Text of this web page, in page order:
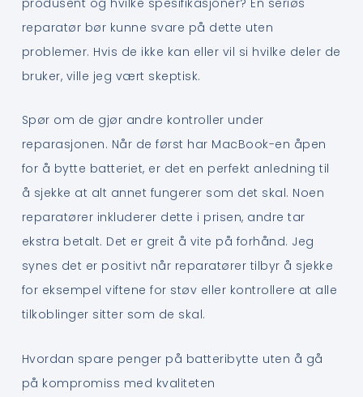
reparatør bør kunne svare på dette uten
problemer. Hvis de ikke kan eller vil si hvilke deler de
bruker, ville jeg vært skeptisk.
Spør om de gjør andre kontroller under
reparasjonen. Når de først har MacBook-en åpen
for å bytte batteriet, er det en perfekt anledning til
å sjekke at alt annet fungerer som det skal. Noen
reparatører inkluderer dette i prisen, andre tar
ekstra betalt. Det er greit å vite på forhånd. Jeg
synes det er positivt når reparatører tilbyr å sjekke
for eksempel viftene for støv eller kontrollere at alle
tilkoblinger sitter som de skal.
Hvordan spare penger på batteribytte uten å gå
på kompromiss med kvaliteten